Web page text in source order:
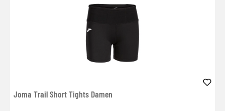
Joma Trail Short Tights Damen